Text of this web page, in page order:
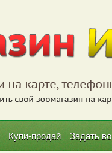
Купи-продай Задать